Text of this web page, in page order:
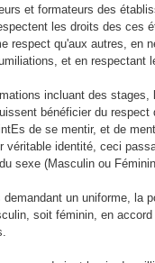
et formateurs des
les droits des ces
respect qu'aux autres, en
et en respectant
incluant des stages,
bénéficier du respect
de se mentir, et de
véritable identité, ceci
sexe (Masculin ou
un uniforme, la
soit féminin, en